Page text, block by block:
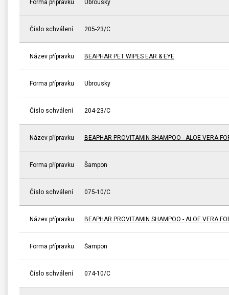
Forma přípravku Ubrousky
Číslo schválení 205-23/C
Název přípravku BEAPHAR PET WIPES EAR & EYE
Forma přípravku Ubrousky
Číslo schválení 204-23/C
Název přípravku BEAPHAR PROVITAMIN SHAMPOO - ALOE VERA
Forma přípravku Šampon
Číslo schválení 075-10/C
Název přípravku BEAPHAR PROVITAMIN SHAMPOO - ALOE VERA
Forma přípravku Šampon
Číslo schválení 074-10/C